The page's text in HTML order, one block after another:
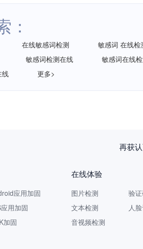
：
在线敏感词检测
敏感词 在线检
敏感词检测在线
敏感词在线
线
更多>
再获
应用加固
用加固
加固
在线体验
图片检测
文本检测
音视频检测
验
人